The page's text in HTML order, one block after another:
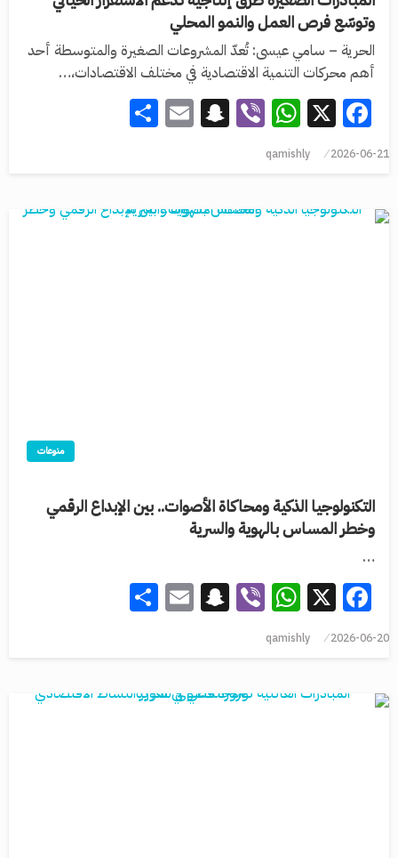
وتوسّع فرص العمل والنمو المحلي
الحرية – سامي عيسى: تُعدّ المشروعات الصغيرة والمتوسطة أحد
أهم محركات التنمية الاقتصادية في مختلف الاقتصادات،…
Facebook
X
WhatsApp
Viber
Snapchat
Email
2026-06-21
qamishly
منوعات
التكنولوجيا الذكية ومحاكاة الأصوات.. بين الإبداع الرقمي
وخطر المساس بالهوية والسرية
…
Facebook
X
WhatsApp
Viber
Snapchat
Email
2026-06-20
qamishly